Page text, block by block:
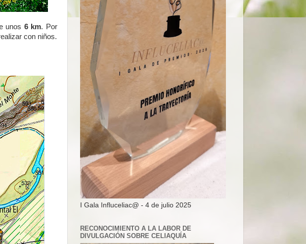
unos 6 km. Por
con niños.
I Gala Influceliac@ - 4 de julio 2025
RECONOCIMIENTO A LA LABOR DE
DIVULGACIÓN SOBRE CELIAQUÍA